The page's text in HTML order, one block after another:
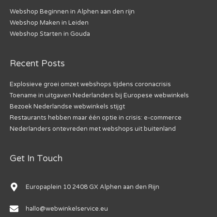
Webshop Beginnen in Alphen aan den rijn
Webshop Maken in Leiden
Webshop Starten in Gouda
Recent Posts
Explosieve groei omzet webshops tijdens coronacrisis
Toename in uitgaven Nederlanders bij Europese webwinkels
Bezoek Nederlandse webwinkels stijgt
Restaurants hebben maar één optie in crisis: e-commerce
Nederlanders ontevreden met webshops uit buitenland
Get In Touch
Europaplein 10 2408 GX Alphen aan den Rijn
hallo@webwinkelservice.eu